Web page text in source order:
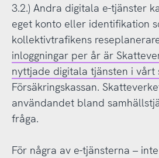
3.2.) Andra digitala e-tjänster
eget konto eller identifikation
kollektivtrafikens
inloggningar per år är
nyttjade digitala tjänsten i vårt
Försäkringskassan.
användandet bland
fråga.
För några av e-tjänsterna –